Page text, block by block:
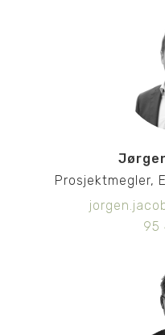
Prosjektmegler,
95